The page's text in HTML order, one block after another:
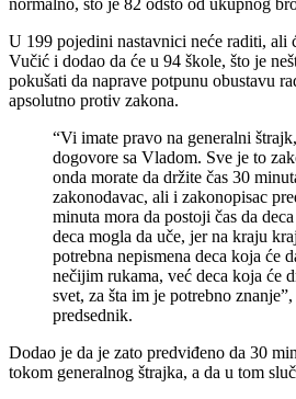
normalno, što je 82 odsto od ukupnog
U 199 pojedini nastavnici neće raditi, ali
Vučić i dodao da će u 94 škole, što je
pokušati da naprave potpunu obustavu
apsolutno protiv zakona.
“Vi imate pravo na generalni
dogovore sa Vladom. Sve je to
onda morate da držite čas 30
zakonodavac, ali i zakonopisac
minuta mora da postoji čas da
deca mogla da uče, jer na kraju
potrebna nepismena deca koja će
nečijim rukama, već deca koja će
svet, za šta im je potrebno
predsednik.
Dodao je da je zato predviđeno da 30
tokom generalnog štrajka, a da u tom